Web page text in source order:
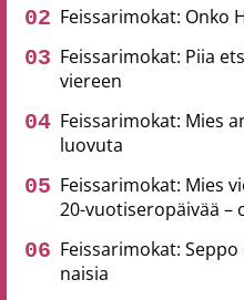
Feissarimokat: Onko
Feissarimokat: Piia
viereen
Feissarimokat: Mies
luovuta
Feissarimokat: Mies
20-vuotiseropäivää –
Feissarimokat:
naisia